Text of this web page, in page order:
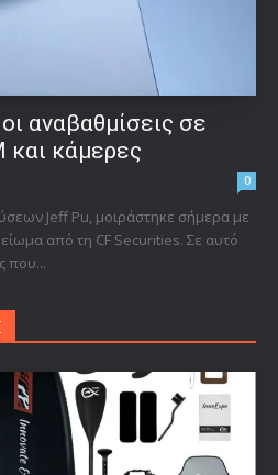
αναβαθμίσεις σε
και κάμερες
0
Jeff Pu, μοιράστηκε σήμερα με
από τη CF Securities. Σε αυτό
που...